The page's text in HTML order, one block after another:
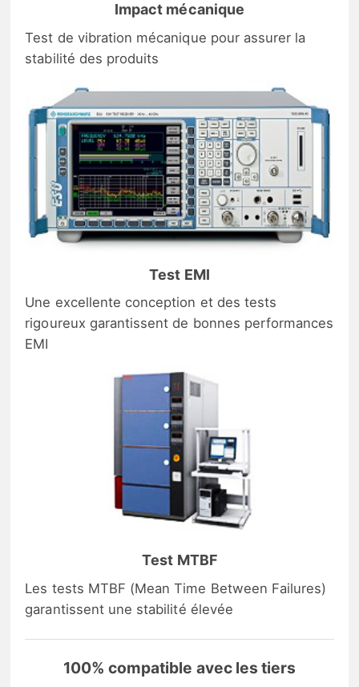
Impact mécanique
Test de vibration mécanique pour assurer la
stabilité des produits
Test EMI
Une excellente conception et des tests
rigoureux garantissent de bonnes performances
EMI
Test MTBF
Les tests MTBF (Mean Time Between Failures)
garantissent une stabilité élevée
100% compatible avec les tiers